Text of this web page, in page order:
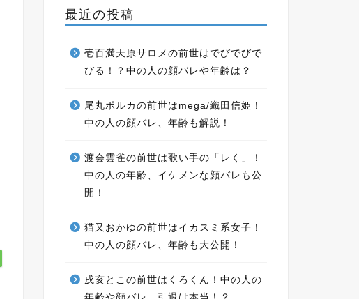
最近の投稿
壱百満天原サロメの前世はでびでびで
びる！？中の人の顔バレや年齢は？
尾丸ポルカの前世はmega/織田信姫！
中の人の顔バレ、年齢も解説！
渡会雲雀の前世は歌い手の「レく」！
中の人の年齢、イケメンな顔バレも公
開！
猫又おかゆの前世はイカスミ系女子！
中の人の顔バレ、年齢も大公開！
戌亥とこの前世はくろくん！中の人の